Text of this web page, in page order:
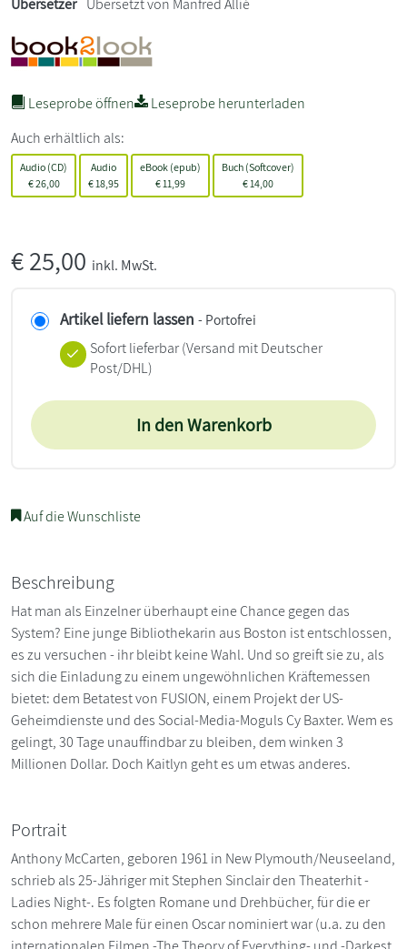
Leseprobe öffnen
Leseprobe herunterladen
Auch erhältlich als:
Audio (CD)
€26,00
Audio
€ 18,95
eBook (epub)
€ 11,99
Buch (Softcover)
€ 14,00
€25,00 inkl. MwSt.
Artikel liefern lassen - Portofrei
Sofort lieferbar(Versand mit Deutscher
Post/DHL)
In den Warenkorb
Auf die Wunschliste
Beschreibung
Hat man als Einzelner überhaupt eine Chance gegen das
System? Eine junge Bibliothekarin aus Boston ist entschlossen,
es zu versuchen - ihr bleibt keine Wahl. Und so greift sie zu, als
sich die Einladung zu einem ungewöhnlichen Kräftemessen
bietet: dem Betatest von FUSION, einem Projekt der US-
Geheimdienste und des Social-Media-Moguls Cy Baxter. Wem es
gelingt, 30 Tage unauffindbar zu bleiben, dem winken 3
Millionen Dollar. Doch Kaitlyn geht es um etwas anderes.
Portrait
Anthony McCarten, geboren 1961 in New Plymouth/Neuseeland,
schrieb als 25-Jähriger mit Stephen Sinclair den Theaterhit -
Ladies Night-. Es folgten Romane und Drehbücher, für die er
schon mehrere Male für einen Oscar nominiert war (u.a. zu den